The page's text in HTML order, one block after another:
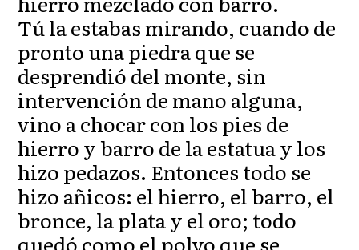
Tú la estabas mirando, cuando de
pronto una piedra que se
desprendió del monte, sin
intervención de mano alguna,
vino a chocar con los pies de
hierro y barro de la estatua y los
hizo pedazos. Entonces todo se
hizo añicos: el hierro, el barro, el
bronce, la plata y el oro; todo
quedó como el polvo que se